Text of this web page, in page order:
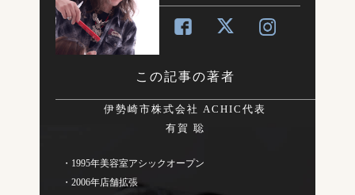
この記事の著者
伊勢崎市株式会社 ACHIC代表
有賀 聡
・1995年美容室アシックオープン
・2006年店舗拡張